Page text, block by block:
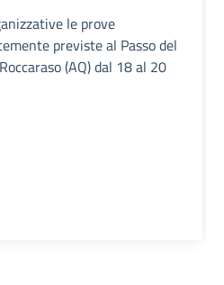
le prove
previste al Passo del
(AQ) dal 18 al 20